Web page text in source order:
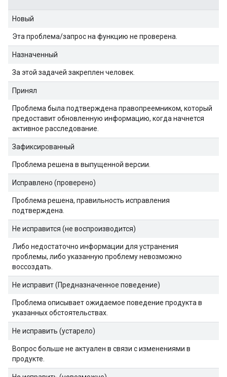
Новый
Эта проблема/запрос на функцию не проверена.
Назначенный
За этой задачей закреплен человек.
Принял
Проблема была подтверждена правопреемником, который
предоставит обновленную информацию, когда начнется
активное расследование.
Зафиксированный
Проблема решена в выпущенной версии.
Исправлено (проверено)
Проблема решена, правильность исправления
подтверждена.
Не исправится (не воспроизводится)
Либо недостаточно информации для устранения
проблемы, либо указанную проблему невозможно
воссоздать.
Не исправит (Предназначенное поведение)
Проблема описывает ожидаемое поведение продукта в
указанных обстоятельствах.
Не исправить (устарело)
Вопрос больше не актуален в связи с изменениями в
продукте.